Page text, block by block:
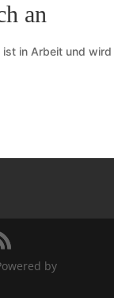
an
ist in Arbeit und wird
by